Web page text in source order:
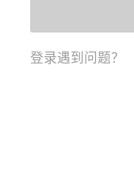
登录遇到问题？